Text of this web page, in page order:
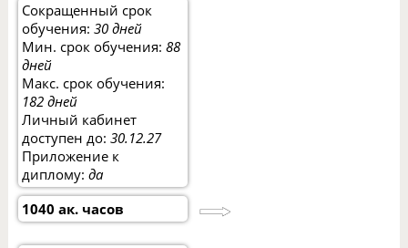
Сокращенный срок
обучения:30 дней
Мин. срок обучения:88
дней
Макс. срок обучения:
182 дней
Личный кабинет
доступен до:30.12.27
Приложение к
диплому:да
1040 ак. часов